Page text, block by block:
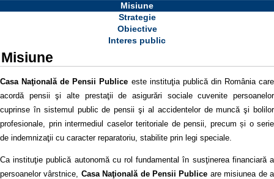
Misiune
Strategie
Obiective
Interes public
Misiune
Casa Naţională de Pensii Publice este instituţia publică din România care
acordă pensii şi alte prestaţii de asigurări sociale cuvenite persoanelor
cuprinse în sistemul public de pensii şi al accidentelor de muncă şi bolilor
profesionale, prin intermediul caselor teritoriale de pensii, precum și o serie
de indemnizaţii cu caracter reparatoriu, stabilite prin legi speciale.
Ca instituţie publică autonomă cu rol fundamental în susţinerea financiară a
persoanelor vârstnice, Casa Naţională de Pensii Publice are misiunea de a